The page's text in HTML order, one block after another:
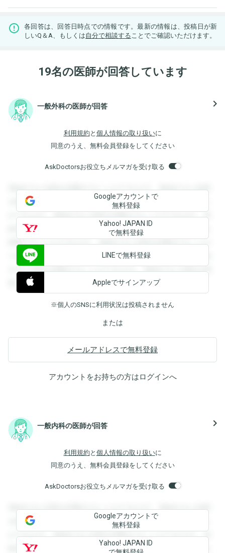
各回答は、回答日時点での情報です。最新の情報は、投稿日が新
しいQ＆A、もしくは自分で相談する ことでご確認いただけます。
19名の医師が回答しています
一般外科の医師が回答 navigate_next
利用規約 と 個人情報の取り扱いに
同意のうえ、無料会員登録をしてください
AskDoctorsお役立ちメルマガを受け取る
登録すると回答を閲覧することができます。登録すると回答
を閲覧することができます。登録すると回答を閲覧すること
ができます。登録すると回答を閲覧することができます。登
録すると回答を閲覧することができます。登録すると回答を
閲覧することができます。登録すると回答を閲覧することが
できます。登録すると回答を閲覧することができます。登録
すると回答を閲覧することができます。登録すると回答を閲
覧することができます。
Googleアカウントで
無料登録
Yahoo! JAPAN ID
で無料登録
LINEで無料登録
Appleでサインアップ
※個人のSNSに利用状況は投稿されません
または
メールアドレスで無料登録
アカウントをお持ちの方はログインへ
一般内科の医師が回答 navigate_next
利用規約 と 個人情報の取り扱いに
同意のうえ、無料会員登録をしてください
AskDoctorsお役立ちメルマガを受け取る
登録すると回答を閲覧することができます。登録すると回答
を閲覧することができます。登録すると回答を閲覧すること
ができます。登録すると回答を閲覧することができます。登
録すると回答を閲覧することができます。登録すると回答を
Googleアカウントで
無料登録
Yahoo! JAPAN ID